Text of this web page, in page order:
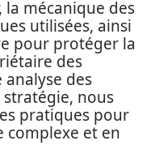
la mécanique des
utilisées, ainsi
pour protéger la
des
des
nous
pratiques pour
complexe et en